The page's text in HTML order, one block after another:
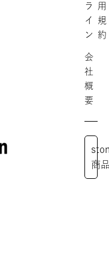
ラ
イ
ン
用
規
約
会
社
概
要
商